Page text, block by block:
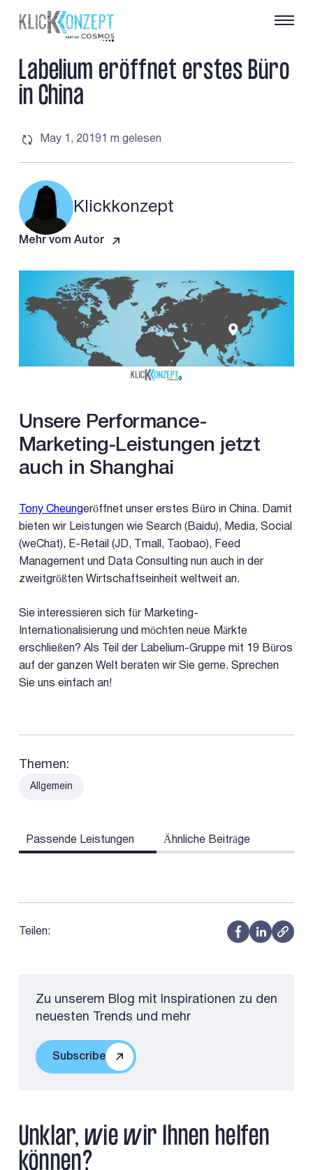
Labelium eröffnet erstesBüro
inChina
May 1, 2019 1 m gelesen
Klickkonzept
Mehr vom Autor
Unsere Performance-
Marketing-Leistungen jetzt
auch in Shanghai
Tony Cheungeröffnet unser erstes Büro in China. Damit
bieten wir Leistungen wie Search (Baidu), Media, Social
(weChat), E-Retail (JD, Tmall, Taobao), Feed
Management und Data Consulting nun auch in der
zweitgrößten Wirtschaftseinheit weltweit an.
Sie interessieren sich für Marketing-
Internationalisierung und möchten neue Märkte
erschließen? Als Teil der Labelium-Gruppe mit 19 Büros
auf der ganzen Welt beraten wir Sie gerne. Sprechen
Sie uns einfach an!
Themen:
Allgemein
Passende Leistungen Ähnliche Beiträge
Teilen:
Zu unserem Blog mit Inspirationen zu den
neuesten Trends und mehr
Subscribe
Unklar, wie wir Ihnen helfen
können?